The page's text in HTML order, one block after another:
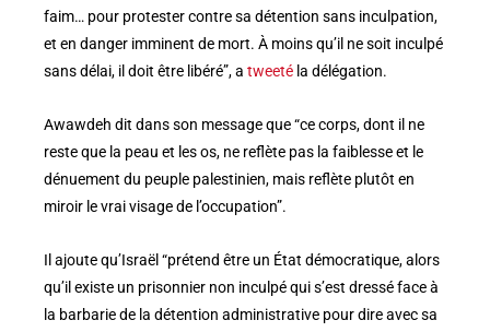
faim… pour protester contre sa détention sans inculpation,
et en danger imminent de mort. À moins qu’il ne soit inculpé
sans délai, il doit être libéré”, a tweeté la délégation.
Awawdeh dit dans son message que “ce corps, dont il ne
reste que la peau et les os, ne reflète pas la faiblesse et le
dénuement du peuple palestinien, mais reflète plutôt en
miroir le vrai visage de l’occupation”.
Il ajoute qu’Israël “prétend être un État démocratique, alors
qu’il existe un prisonnier non inculpé qui s’est dressé face à
la barbarie de la détention administrative pour dire avec sa